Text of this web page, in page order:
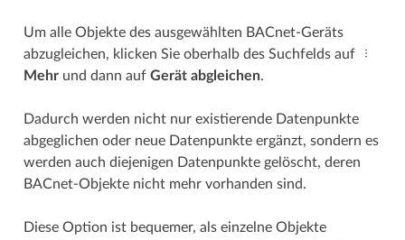
Um alle Objekte des ausgewählten BACnet-Geräts
abzugleichen, klicken Sie oberhalb des Suchfelds auf
Mehrund dann auf Gerät abgleichen.
Dadurch werden nicht nur existierende Datenpunkte
abgeglichen oder neue Datenpunkte ergänzt, sondern es
werden auch diejenigen Datenpunkte gelöscht, deren
BACnet-Objekte nicht mehr vorhanden sind.
Diese Option ist bequemer, als einzelne Objekte